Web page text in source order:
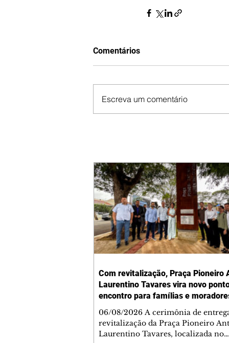
Comentários
Escreva um comentário
Com revitalização, Praça Pioneiro
Laurentino Tavares vira novo
encontro para famílias e
Jardim Liberdade
06/08/2026 A cerimônia de
revitalização da Praça Pioneiro
Laurentino Tavares, localizada no